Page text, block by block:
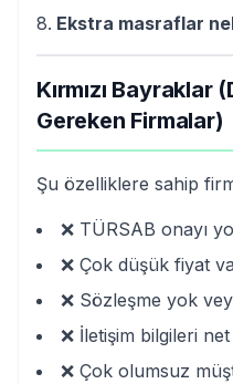
Ekstra masraflar
Kırmızı Bayraklar
Gereken Firmalar)
Şu özelliklere sahip
❌ TÜRSAB onayı
❌ Çok düşük fiyat
❌ Sözleşme yok
❌ İletişim bilgileri
❌ Çok olumsuz